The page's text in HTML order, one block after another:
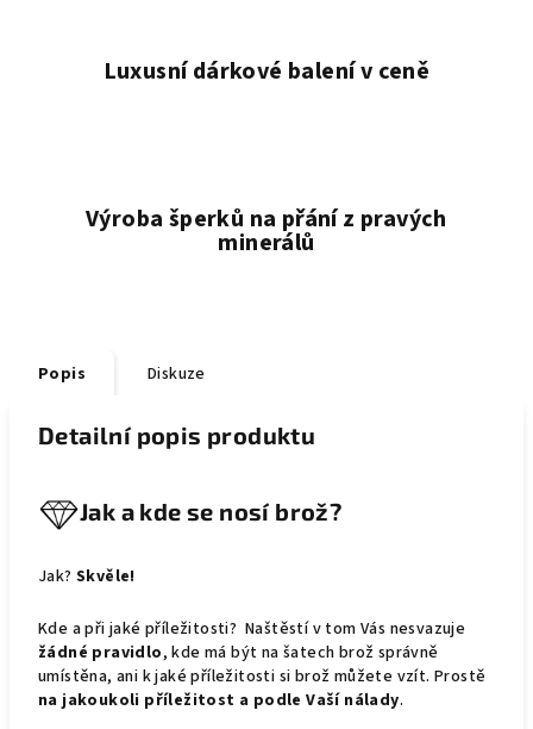
Luxusní dárkové balení v ceně
Výroba šperků na přání z pravých
minerálů
Popis Diskuze
Detailní popis produktu
Jak a kde se nosí brož?
Jak? Skvěle!
Kde a při jaké příležitosti? Naštěstí v tom Vás nesvazuje
žádné pravidlo, kde má být na šatech brož správně
umístěna, ani k jaké příležitosti si brož můžete vzít. Prostě
na jakoukoli příležitost a podle Vaší nálady.